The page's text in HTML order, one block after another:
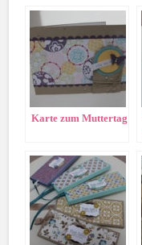
Karte zum Muttertag